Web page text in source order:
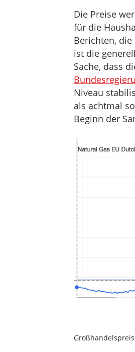
Die Preise
für die
Berichten,
ist die
Sache, dass
Niveau
als achtmal
Beginn der